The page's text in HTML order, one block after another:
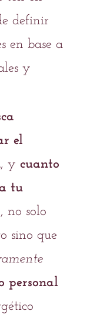
definir
en base a
y
el
, y cuanto
tu
, no solo
sino que
personal